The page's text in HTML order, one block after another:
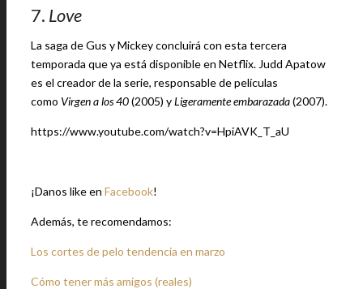
7. Love
La saga de Gus y Mickey concluirá con esta tercera
temporada que ya está disponible en Netflix. Judd Apatow
es el creador de la serie, responsable de películas
como Virgen a los 40(2005) yLigeramente embarazada(2007).
https://www.youtube.com/watch?v=HpiAVK_T_aU
¡Danos like en Facebook!
Además, te recomendamos:
Los cortes de pelo tendencia en marzo
Cómo tener más amigos (reales)